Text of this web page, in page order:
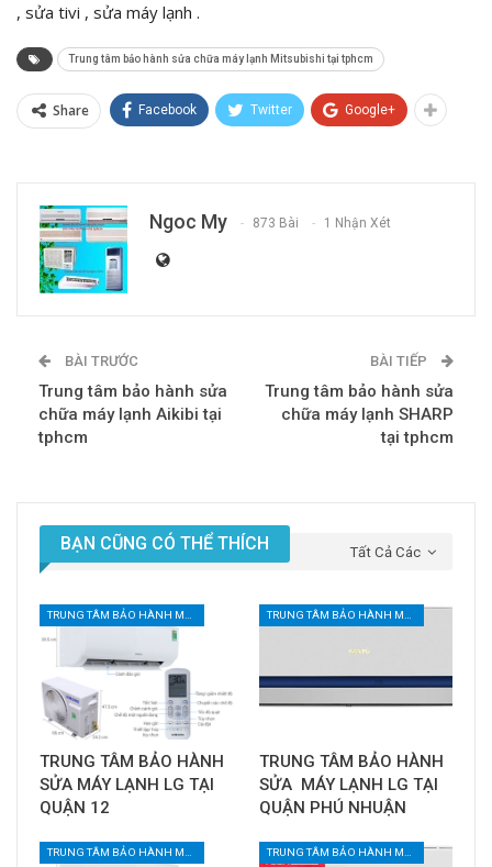
, sửa tivi , sửa máy lạnh .
Trung tâm bảo hành sửa chữa máy lạnh Mitsubishi tại tphcm
Share Facebook Twitter Google+
Ngoc My 873 Bài 1 Nhận Xét
BÀI TRƯỚC
Trung tâm bảo hành sửa
chữa máy lạnh Aikibi tại
tphcm
BÀI TIẾP
Trung tâm bảo hành sửa
chữa máy lạnh SHARP
tại tphcm
Tất Cả Các
BẠN CŨNG CÓ THỂ THÍCH
TRUNG TÂM BẢO HÀNH MÁY LẠNH TẠI TPHCM
TRUNG TÂM BẢO HÀNH
SỬA MÁY LẠNH LG TẠI
QUẬN 12
TRUNG TÂM BẢO HÀNH MÁY LẠNH TẠI TPHCM
TRUNG TÂM BẢO HÀNH
SỬA MÁY LẠNH LG TẠI
QUẬN PHÚ NHUẬN
TRUNG TÂM BẢO HÀNH MÁY LẠNH TẠI TPHCM TRUNG TÂM BẢO HÀNH MÁY LẠNH TẠI TPHCM